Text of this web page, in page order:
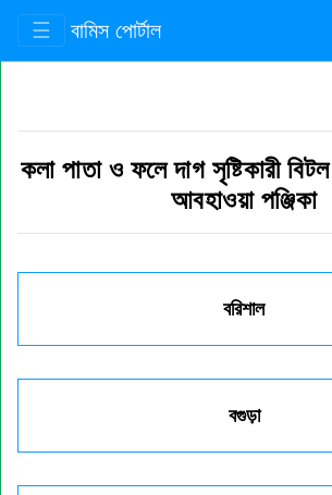
☰ বামিস পোর্টাল
কলা পাতা ও ফলে দাগ সৃষ্টিকারী বিটল
আবহাওয়া পঞ্জিকা
বরিশাল
বগুড়া